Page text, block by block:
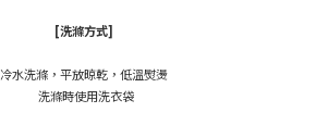
[洗滌方式]
冷水洗滌，平放晾乾，低溫熨燙
洗滌時使用洗衣袋